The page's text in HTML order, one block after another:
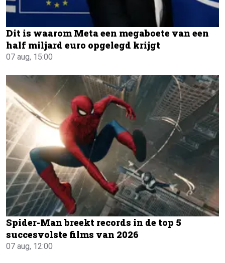
Dit is waarom Meta een megaboete van een
half miljard euro opgelegd krijgt
07 aug, 15:00
Spider-Man breekt records in de top 5
succesvolste films van 2026
07 aug, 12:00